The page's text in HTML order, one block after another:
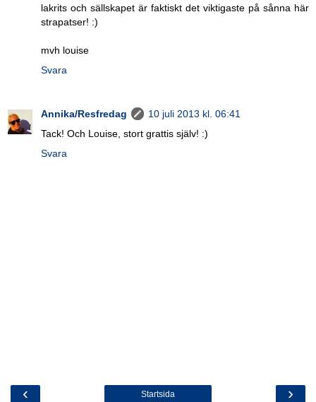
lakrits och sällskapet är faktiskt det viktigaste på sånna här
strapatser! :)
mvh louise
Svara
Annika/Resfredag
10 juli 2013 kl. 06:41
Tack! Och Louise, stort grattis själv! :)
Svara
‹ ›
Startsida